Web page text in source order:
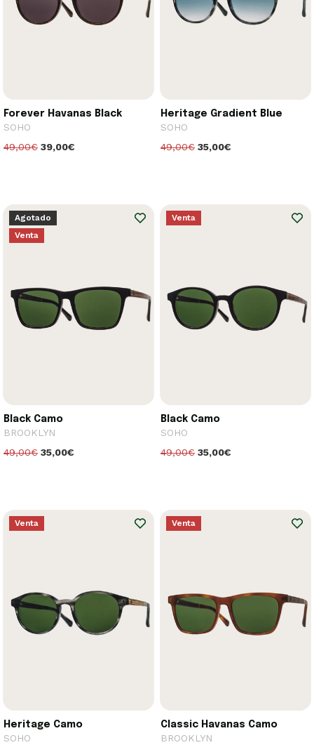
Forever Havanas Black
SOHO
49,00€ 39,00€
Heritage Gradient Blue
SOHO
49,00€ 35,00€
Agotado
Venta
Black Camo
BROOKLYN
49,00€ 35,00€
Venta
Black Camo
SOHO
49,00€ 35,00€
Venta
Heritage Camo
SOHO
Venta
Classic Havanas Camo
BROOKLYN